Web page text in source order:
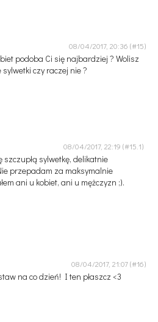
08/04/2017, 20:36
podoba Ci się najbardziej ? Wolisz
czy raczej nie ?
08/04/2017, 22:19
sylwetkę, delikatnie
przepadam za maksymalnie
ani u kobiet, ani u mężczyzn ;).
08/04/2017, 21:07
na co dzień! I ten płaszcz <3